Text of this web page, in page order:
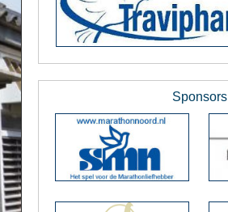
Sponsors